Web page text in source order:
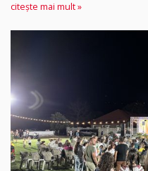
citește mai mult »